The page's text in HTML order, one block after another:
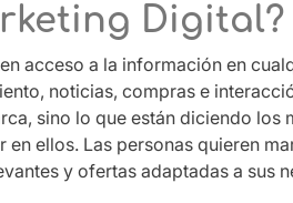
Digital?
acceso a la información en
noticias, compras e
sino lo que están diciendo los
ellos. Las personas quieren
y ofertas adaptadas a sus